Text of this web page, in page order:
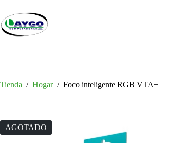
contenido
Tienda / Hogar / Foco inteligente RGB VTA+
AGOTADO